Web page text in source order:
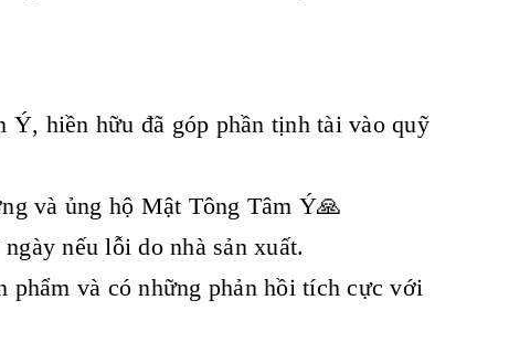
hiền hữu đã góp phần tịnh tài vào quỹ
và ủng hộ Mật Tông Tâm Ý🙏
nếu lỗi do nhà sản xuất.
phẩm và có những phản hồi tích cực với